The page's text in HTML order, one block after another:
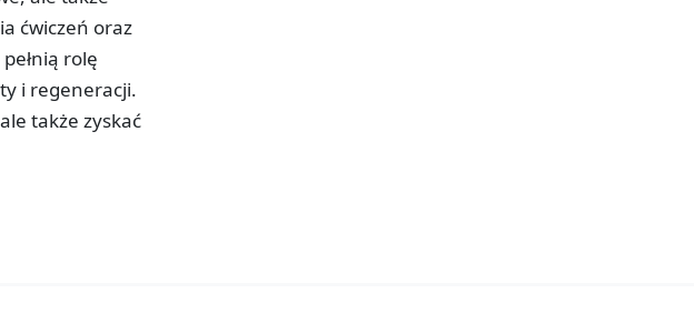
ćwiczeń oraz
rolę
i regeneracji.
także zyskać